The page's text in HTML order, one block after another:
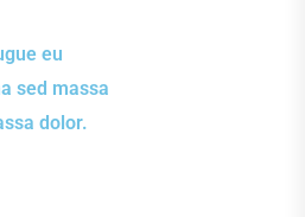
eu
sed massa
dolor.